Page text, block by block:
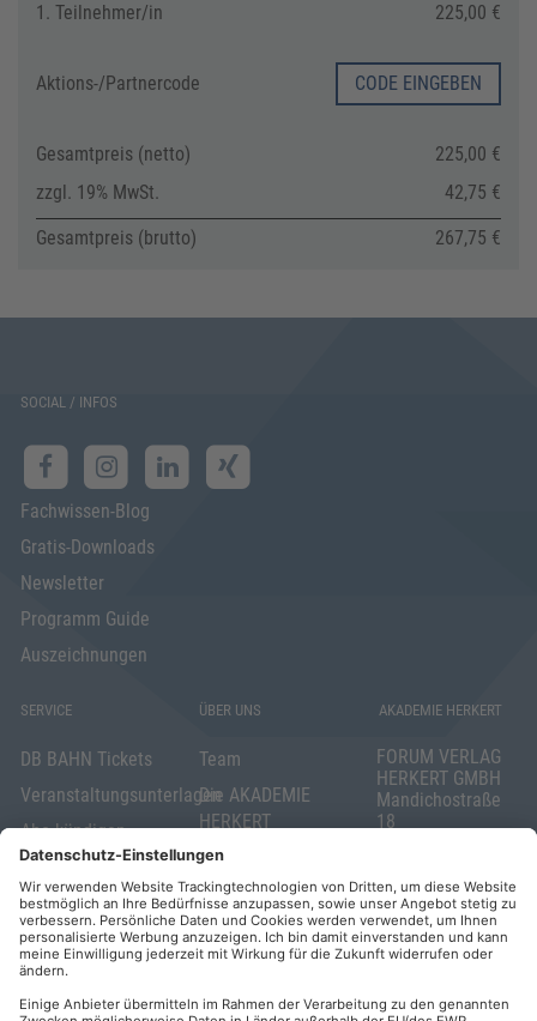
1. Teilnehmer/in 225,00 €
Aktions-/Partnercode CODE EINGEBEN
Gesamtpreis (netto)
225,00 €
zzgl. 19% MwSt.
42,75 €
Gesamtpreis (brutto)
267,75 €
SOCIAL / INFOS
Fachwissen-Blog
Gratis-Downloads
Newsletter
Programm Guide
Auszeichnungen
SERVICE
DB BAHN Tickets
Veranstaltungsunterlagen
Abo kündigen
Widerrufsrecht
für Verbraucher
Elektronischer
Geschäftsverkehr
ÜBER UNS
Team
Die AKADEMIE
HERKERT
FORUM VERLAG
HERKERT
Kontakt
AKADEMIE HERKERT
FORUM VERLAG
HERKERT GMBH
Mandichostraße
18
Telefon: +49
(0)8233 381-123
Telefax: +49
(0)8233 381-222
E-Mail:
herkert.de